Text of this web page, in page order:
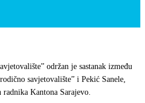
održan je sastanak između
savjetovalište” i Pekić Sanele,
Kantona Sarajevo.